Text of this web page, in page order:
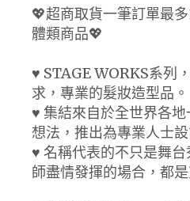
💖超商取貨一筆訂單最
體類商品💖
♥ STAGE WORKS系列
求，專業的髮妝造型品。
♥ 集結來自於全世界各
想法，推出為專業人士
♥ 名稱代表的不只是舞
師盡情發揮的場合，都